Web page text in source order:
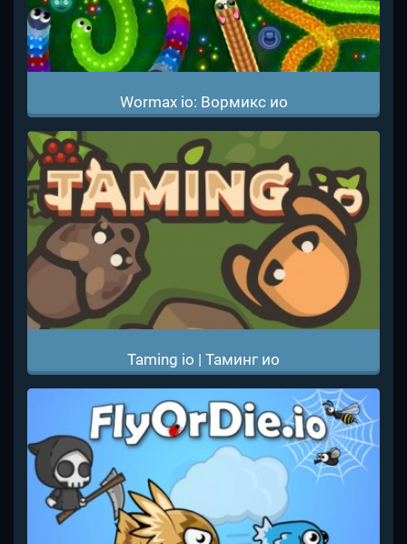
Wormax io: Вормикс ио
Taming io | Таминг ио